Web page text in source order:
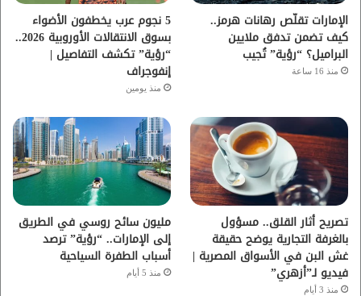
م
الإمارات تقلّص رهانات هرمز..
كيف تضمن تدفق ملايين
البراميل؟ “رؤية” تُجيب
منذ 16 ساعة
5 نجوم عرب يخطفون الأضواء
بسوق الانتقالات الأوروبية 2026..
“رؤية” تكشف التفاصيل |
إنفوجراف
منذ يومين
تصريح أثار القلق.. مسؤول
بالغرفة التجارية يوضح حقيقة
غش البن في الأسواق المصرية |
فيديو لـ”أزهري”
منذ 3 أيام
مليون سائح روسي في الطريق
إلى الإمارات.. “رؤية” ترصد
أسباب الطفرة السياحية
منذ 5 أيام